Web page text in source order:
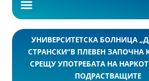
УНИВЕРСИТЕТСКА БОЛНИЦА
СТРАНСКИ“В ПЛЕВЕН ЗАПОЧНА
СРЕЩУ УПОТРЕБАТА НА
ПОДРАСТВАЩИТЕ